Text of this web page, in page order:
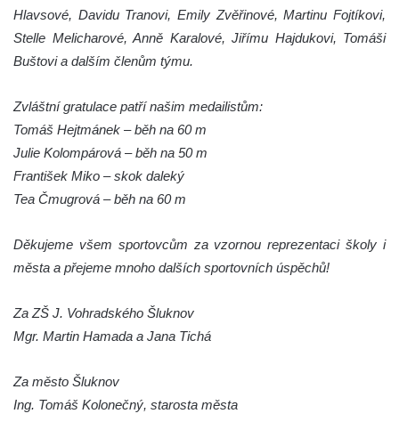
Hlavsové, Davidu Tranovi, Emily Zvěřinové, Martinu Fojtíkovi,
Stelle Melicharové, Anně Karalové, Jiřímu Hajdukovi, Tomáši
Buštovi a dalším členům týmu.
Zvláštní gratulace patří našim medailistům:
Tomáš Hejtmánek – běh na 60 m
Julie Kolompárová – běh na 50 m
František Miko – skok daleký
Tea Čmugrová – běh na 60 m
Děkujeme všem sportovcům za vzornou reprezentaci školy i
města a přejeme mnoho dalších sportovních úspěchů!
Za ZŠ J. Vohradského Šluknov
Mgr. Martin Hamada a Jana Tichá
Za město Šluknov
Ing. Tomáš Kolonečný, starosta města